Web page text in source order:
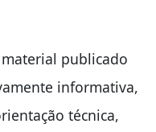
publicado
informativa,
técnica,